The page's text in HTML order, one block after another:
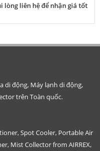
lòng liên hệ để nhận giá tốt
di động, Máy lạnh di động,
trên Toàn quốc.
Spot Cooler, Portable Air
Mist Collector from AIRREX,